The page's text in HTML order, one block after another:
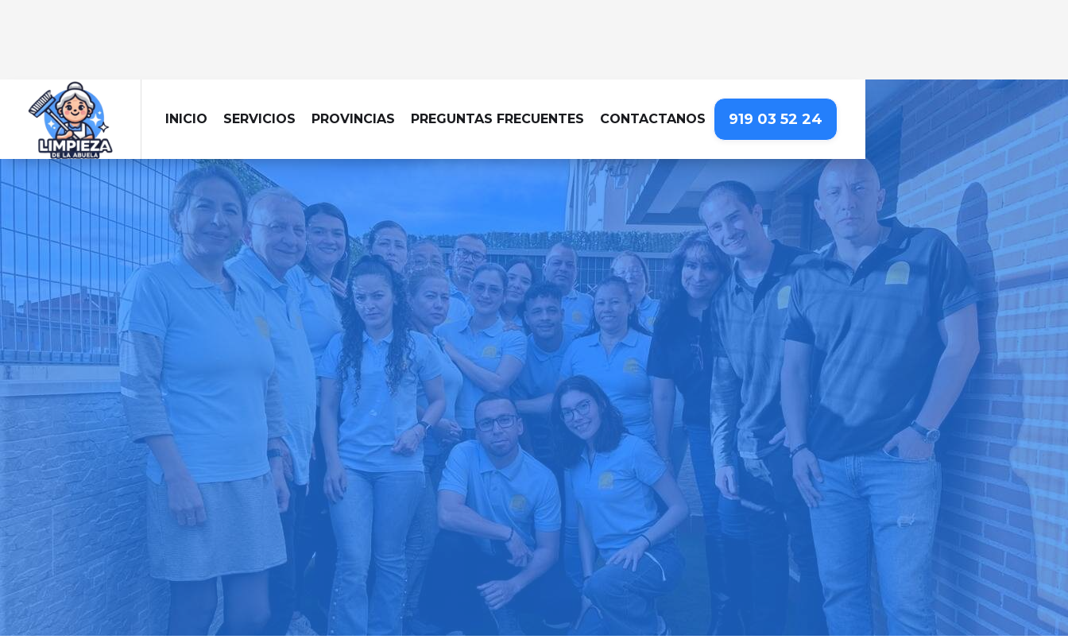
INICIO SERVICIOS PROVINCIAS PREGUNTAS FRECUENTES CONTACTANOS 919 03 52 24
LIMPIEZA DE OBRA EN BATRES
Dejamos tu obra impecable, con una limpieza detallada que resalta
cada acabado
Pide tu presupuesto gratis
Llama hoy: 919 03 52 24
Más de 1000 clientes confían en nosotros ⭐⭐⭐⭐⭐